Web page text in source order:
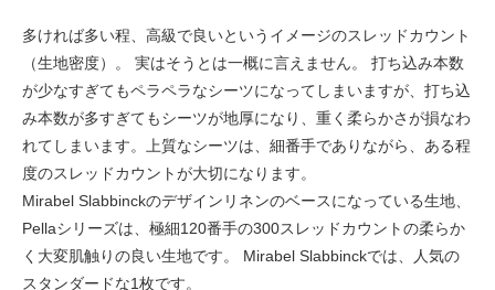
多ければ多い程、高級で良いというイメージのスレッドカウント
（生地密度）。 実はそうとは一概に言えません。 打ち込み本数
が少なすぎてもペラペラなシーツになってしまいますが、打ち込
み本数が多すぎてもシーツが地厚になり、重く柔らかさが損なわ
れてしまいます。上質なシーツは、細番手でありながら、ある程
度のスレッドカウントが大切になります。
Mirabel Slabbinckのデザインリネンのベースになっている生地、
Pellaシリーズは、極細120番手の300スレッドカウントの柔らか
く大変肌触りの良い生地です。 Mirabel Slabbinckでは、人気の
スタンダードな1枚です。